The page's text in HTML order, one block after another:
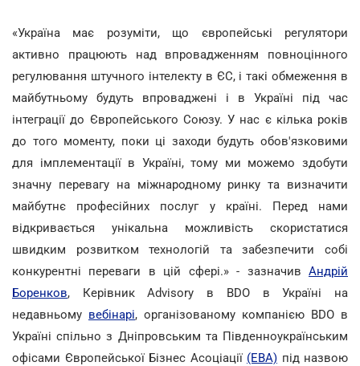
«Україна має розуміти, що європейські регулятори
активно працюють над впровадженням повноцінного
регулювання штучного інтелекту в ЄС, і такі обмеження в
майбутньому будуть впроваджені і в Україні під час
інтеграції до Європейського Союзу. У нас є кілька років
до того моменту, поки ці заходи будуть обов'язковими
для імплементації в Україні, тому ми можемо здобути
значну перевагу на міжнародному ринку та визначити
майбутнє професійних послуг у країні. Перед нами
відкривається унікальна можливість скористатися
швидким розвитком технологій та забезпечити собі
конкурентні переваги в цій сфері.» - зазначив Андрій
Боренков, Керівник Advisory в BDO в Україні на
недавньому вебінарі, організованому компанією BDO в
Україні спільно з Дніпровським та Південноукраїнським
офісами Європейської Бізнес Асоціації (EBA) під назвою